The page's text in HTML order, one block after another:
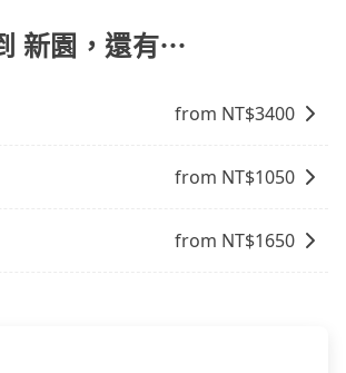
付 200 元，且每個點最多停留 5 分
在乘車當天下車前給司機現付。如果
新園，還有⋯
from NT$3400
from NT$1050
from NT$1650